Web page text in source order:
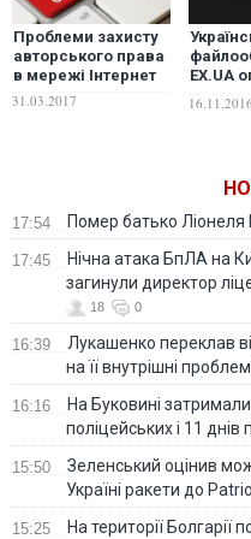
Проблеми захисту
авторського права
в мережі Інтернет
31.03.2017
EX.UA
16.11.2016
17:54 Помер батько Ліонеля
17:45
Нічна атака БпЛА на
загинули директор
18 0
16:39
Лукашенко переклав
на її внутрішні
16:16
На Буковині
поліцейських і 11 днів
15:50
Зеленський оцінив
Україні ракети до
15:25
На території Болгарії